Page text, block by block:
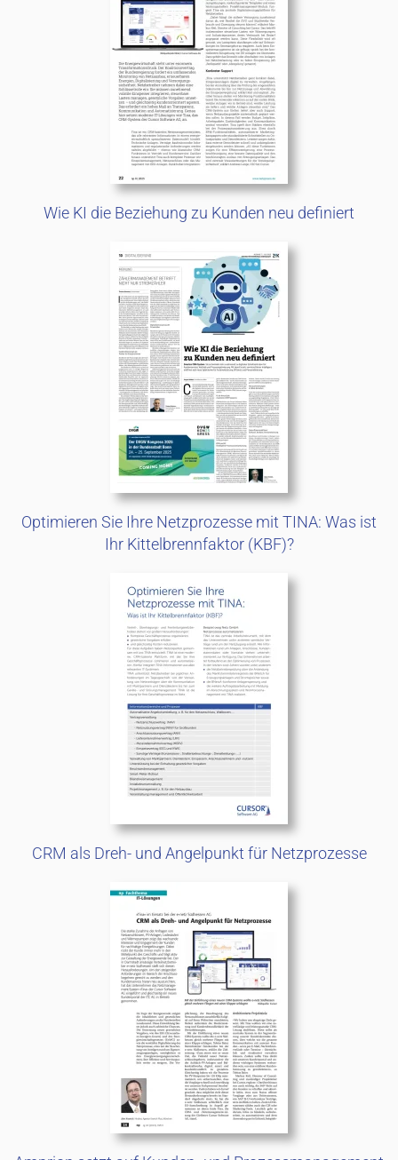
Wie KI die Beziehung zu Kunden neu definiert
Optimieren Sie Ihre Netzprozesse mit TINA: Was ist
Ihr Kittelbrennfaktor (KBF)?
CRM als Dreh- und Angelpunkt für Netzprozesse